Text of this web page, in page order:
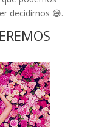
decidirnos 😅.